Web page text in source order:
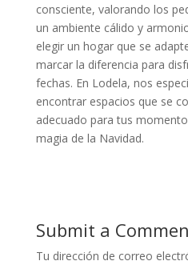
consciente, valorando los
un ambiente cálido y
elegir un hogar que se
marcar la diferencia para
fechas. En Lodela, nos
encontrar espacios que se
adecuado para tus
magia de la Navidad.
Submit a
Tu dirección de correo